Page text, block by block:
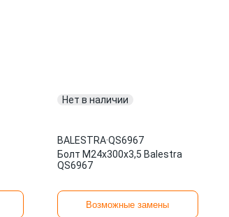
Нет в наличии
BALESTRA·QS6967
Болт М24х300x3,5 Balestra
QS6967
Возможные замены